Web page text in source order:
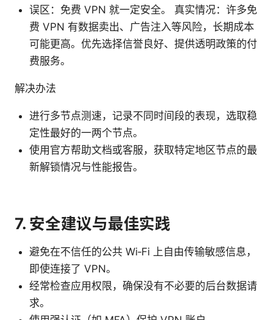
误区：免费 VPN 就一定安全。 真实情况：许多免
费 VPN 有数据卖出、广告注入等风险，长期成本
可能更高。优先选择信誉良好、提供透明政策的付
费服务。
解决办法
进行多节点测速，记录不同时间段的表现，选取稳
定性最好的一两个节点。
使用官方帮助文档或客服，获取特定地区节点的最
新解锁情况与性能报告。
7. 安全建议与最佳实践
避免在不信任的公共 Wi‑Fi 上自由传输敏感信息，
即使连接了 VPN。
经常检查应用权限，确保没有不必要的后台数据请
求。